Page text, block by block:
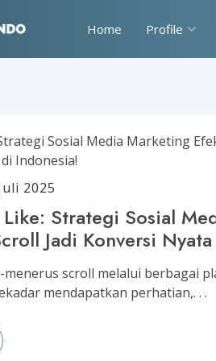
Home Profile
2025
Strategi Sosial
Jadi Konversi
scroll melalui berbagai
mendapatkan perhatian,. . .